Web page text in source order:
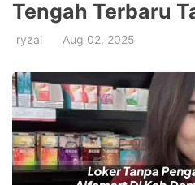
Tengah Terbaru
ryzal Aug 02, 2025